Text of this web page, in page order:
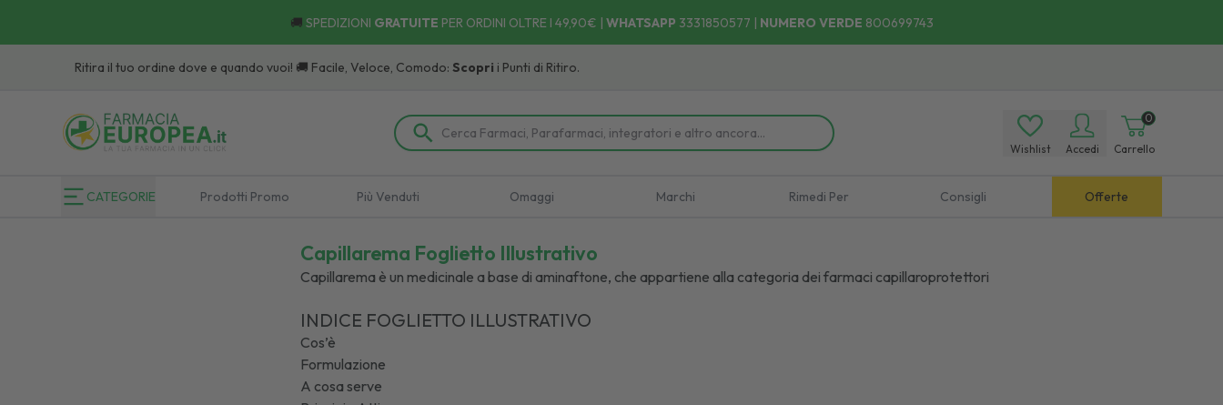
🚚 SPEDIZIONI GRATUITE PER ORDINI OLTRE I 49,90€ | WHATSAPP 3331850577 | NUMERO VERDE 800699743
Ritira il tuo ordine dove e quando vuoi! 🚚 Facile, Veloce, Comodo:Scoprii Punti di Ritiro.
Wishlist Accedi
0
Carrello
CATEGORIE Prodotti Promo Più Venduti Omaggi Marchi Rimedi Per Consigli Offerte
Capillarema Foglietto Illustrativo
Capillarema è un medicinale a base di aminaftone, che appartiene alla categoria dei farmaci capillaroprotettori
INDICE FOGLIETTO ILLUSTRATIVO
Cos’è
Formulazione
A cosa serve